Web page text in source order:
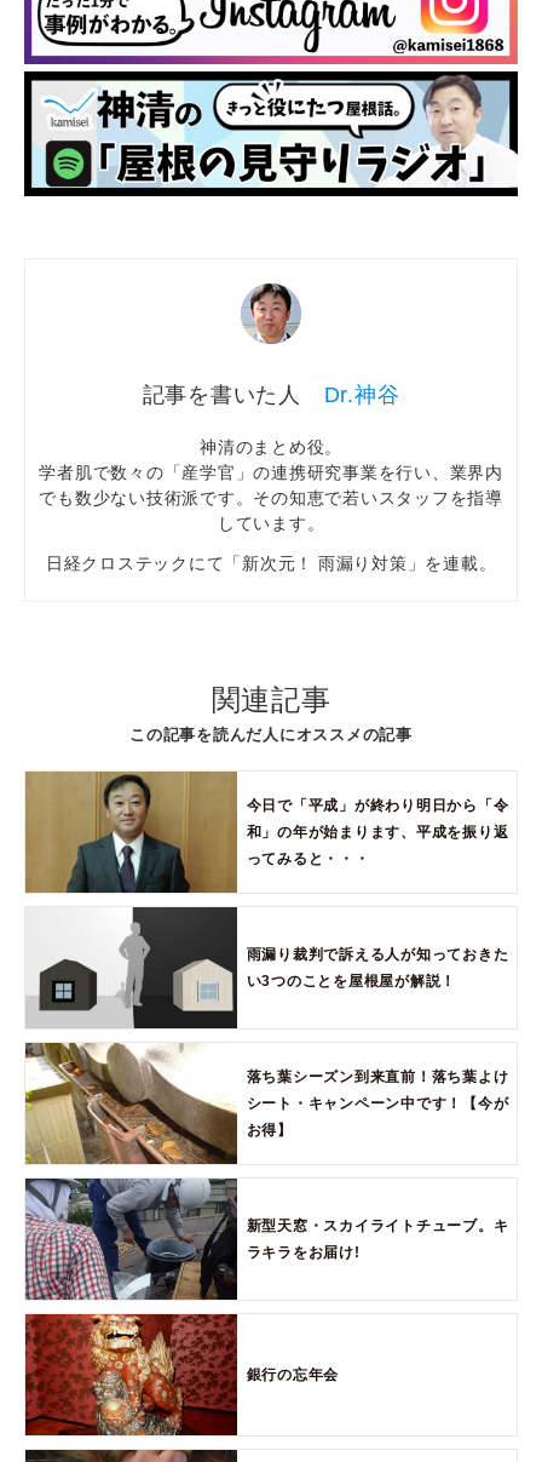
Dr.神谷
神清のまとめ役。
学者肌で数々の「産学官」の連携研究事業を行い、業界内
でも数少ない技術派です。その知恵で若いスタッフを指導
しています。
日経クロステックにて「新次元！ 雨漏り対策」を連載。
関連記事
この記事を読んだ人にオススメの記事
今日で「平成」が終わり明日から「令
和」の年が始まります、平成を振り返
ってみると・・・
雨漏り裁判で訴える人が知っておきた
い3つのことを屋根屋が解説！
落ち葉シーズン到来直前！落ち葉よけ
シート・キャンペーン中です！【今が
お得】
新型天窓・スカイライトチューブ。キ
ラキラをお届け!
銀行の忘年会